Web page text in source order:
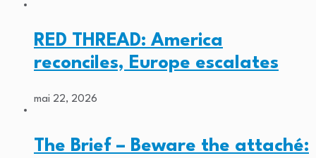
RED THREAD: America
reconciles, Europe escalates
mai 22, 2026
The Brief – Beware the attaché: